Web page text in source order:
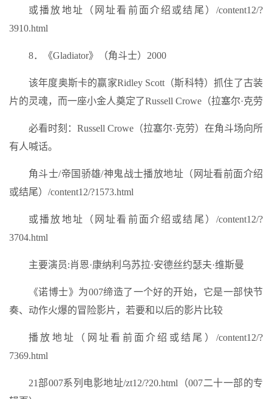
或播放地址（网址看前面介绍或结尾）/content12/?
3910.html
8．《Gladiator》（角斗士）2000
该年度奥斯卡的赢家Ridley Scott（斯科特）抓住了古装
片的灵魂，而一座小金人奠定了Russell Crowe（拉塞尔·克劳
必看时刻：Russell Crowe（拉塞尔·克劳）在角斗场向所
有人喊话。
角斗士/帝国骄雄/神鬼战士播放地址（网址看前面介绍
或结尾）/content12/?1573.html
或播放地址（网址看前面介绍或结尾）/content12/?
3704.html
主要演员:肖恩·康纳利乌苏拉·安德丝约瑟夫·维斯曼
《诺博士》为007缔造了一个好的开始，它是一部快节
奏、动作火爆的冒险影片，若要和以后的影片比较
播放地址（网址看前面介绍或结尾）/content12/?
7369.html
21部007系列电影地址/zt12/?20.html（007二十一部的专